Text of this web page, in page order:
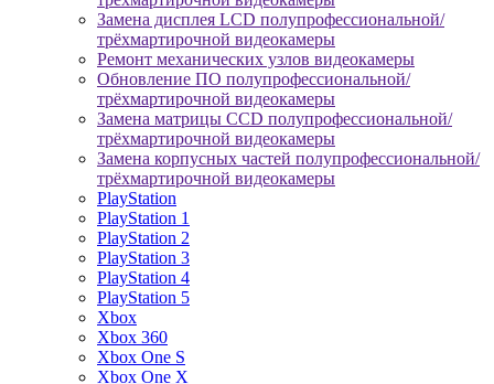
Замена дисплея LCD полупрофессиональной/
трёхмартирочной видеокамеры
Ремонт механических узлов видеокамеры
Обновление ПО полупрофессиональной/
трёхмартирочной видеокамеры
Замена матрицы CCD полупрофессиональной/
трёхмартирочной видеокамеры
Замена корпусных частей полупрофессиональной/
трёхмартирочной видеокамеры
PlayStation
PlayStation 1
PlayStation 2
PlayStation 3
PlayStation 4
PlayStation 5
Xbox
Xbox 360
Xbox One S
Xbox One X